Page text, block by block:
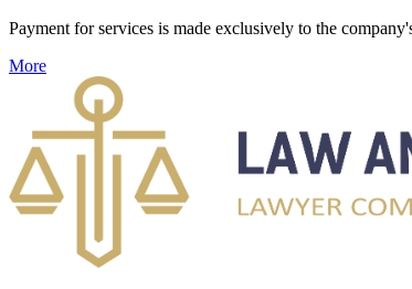
Payment for services is made exclusively to the
More